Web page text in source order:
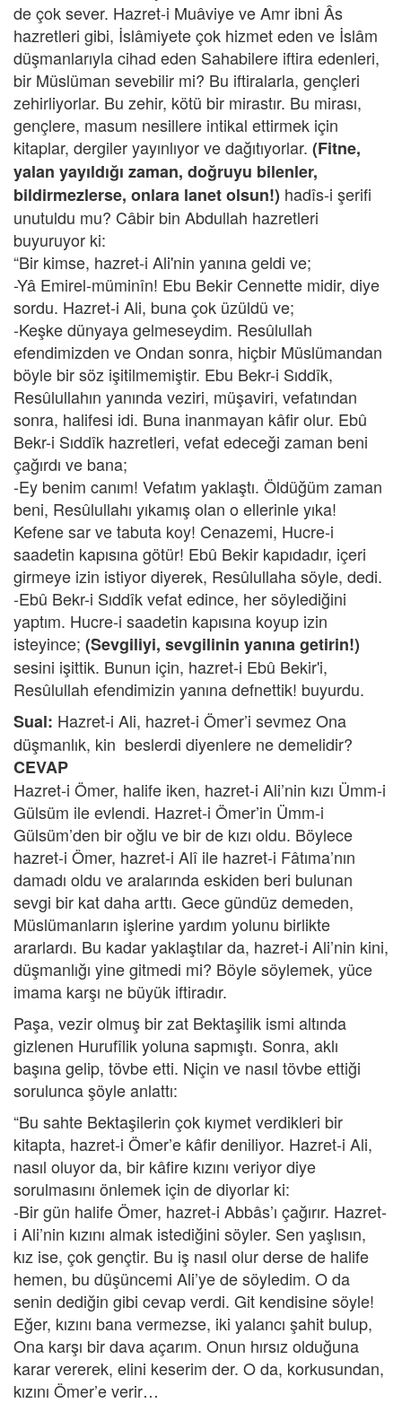
de çok sever. Hazret-i Muâviye ve Amr ibni Âs
hazretleri gibi, İslâmiyete çok hizmet eden ve İslâm
düşmanlarıyla cihad eden Sahabilere iftira edenleri,
bir Müslüman sevebilir mi? Bu iftiralarla, gençleri
zehirliyorlar. Bu zehir, kötü bir mirastır. Bu mirası,
gençlere, masum nesillere intikal ettirmek için
kitaplar, dergiler yayınlıyor ve dağıtıyorlar. (Fitne,
yalan yayıldığı zaman, doğruyu bilenler,
bildirmezlerse, onlara lanet olsun!) hadîs-i şerifi
unutuldu mu? Câbir bin Abdullah hazretleri
buyuruyor ki:
“Bir kimse, hazret-i Ali'nin yanına geldi ve;
-Yâ Emirel-müminîn! Ebu Bekir Cennette midir, diye
sordu. Hazret-i Ali, buna çok üzüldü ve;
-Keşke dünyaya gelmeseydim. Resûlullah
efendimizden ve Ondan sonra, hiçbir Müslümandan
böyle bir söz işitilmemiştir. Ebu Bekr-i Sıddîk,
Resûlullahın yanında veziri, müşaviri, vefatından
sonra, halifesi idi. Buna inanmayan kâfir olur. Ebû
Bekr-i Sıddîk hazretleri, vefat edeceği zaman beni
çağırdı ve bana;
-Ey benim canım! Vefatım yaklaştı. Öldüğüm zaman
beni, Resûlullahı yıkamış olan o ellerinle yıka!
Kefene sar ve tabuta koy! Cenazemi, Hucre-i
saadetin kapısına götür! Ebû Bekir kapıdadır, içeri
girmeye izin istiyor diyerek, Resûlullaha söyle, dedi.
-Ebû Bekr-i Sıddîk vefat edince, her söylediğini
yaptım. Hucre-i saadetin kapısına koyup izin
isteyince; (Sevgiliyi, sevgilinin yanına getirin!)
sesini işittik. Bunun için, hazret-i Ebû Bekir'i,
Resûlullah efendimizin yanına defnettik! buyurdu.
Sual: Hazret-i Ali, hazret-i Ömer’i sevmez Ona
düşmanlık, kin beslerdi diyenlere ne demelidir?
CEVAP
Hazret-i Ömer, halife iken, hazret-i Ali’nin kızı Ümm-i
Gülsüm ile evlendi. Hazret-i Ömer’in Ümm-i
Gülsüm’den bir oğlu ve bir de kızı oldu. Böylece
hazret-i Ömer, hazret-i Alî ile hazret-i Fâtıma’nın
damadı oldu ve aralarında eskiden beri bulunan
sevgi bir kat daha arttı. Gece gündüz demeden,
Müslümanların işlerine yardım yolunu birlikte
ararlardı. Bu kadar yaklaştılar da, hazret-i Ali’nin kini,
düşmanlığı yine gitmedi mi? Böyle söylemek, yüce
imama karşı ne büyük iftiradır.
Paşa, vezir olmuş bir zat Bektaşilik ismi altında
gizlenen Hurufîlik yoluna sapmıştı. Sonra, aklı
başına gelip, tövbe etti. Niçin ve nasıl tövbe ettiği
sorulunca şöyle anlattı:
“Bu sahte Bektaşilerin çok kıymet verdikleri bir
kitapta, hazret-i Ömer’e kâfir deniliyor. Hazret-i Ali,
nasıl oluyor da, bir kâfire kızını veriyor diye
sorulmasını önlemek için de diyorlar ki:
-Bir gün halife Ömer, hazret-i Abbâs’ı çağırır. Hazret-
i Ali’nin kızını almak istediğini söyler. Sen yaşlısın,
kız ise, çok gençtir. Bu iş nasıl olur derse de halife
hemen, bu düşüncemi Ali’ye de söyledim. O da
senin dediğin gibi cevap verdi. Git kendisine söyle!
Eğer, kızını bana vermezse, iki yalancı şahit bulup,
Ona karşı bir dava açarım. Onun hırsız olduğuna
karar vererek, elini keserim der. O da, korkusundan,
kızını Ömer’e verir…